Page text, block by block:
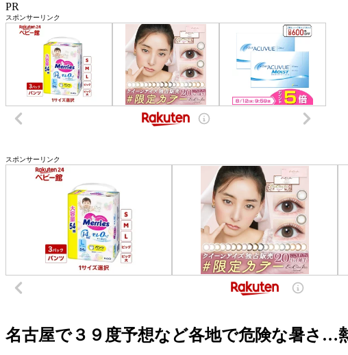
PR
スポンサーリンク
スポンサーリンク
名古屋で３９度予想など各地で危険な暑さ…